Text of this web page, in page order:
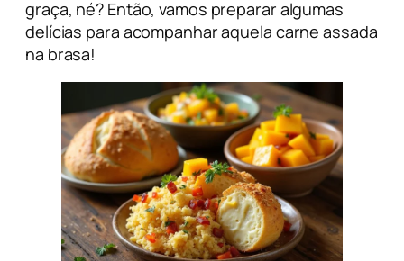
graça, né? Então, vamos preparar algumas
delícias para acompanhar aquela carne assada
na brasa!